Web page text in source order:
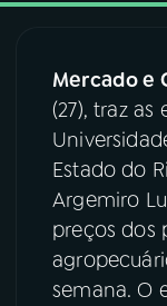
03
04
PODCASTS
06
Mercado e
(27), traz
Estado do
Argemiro
preços dos
semana. O